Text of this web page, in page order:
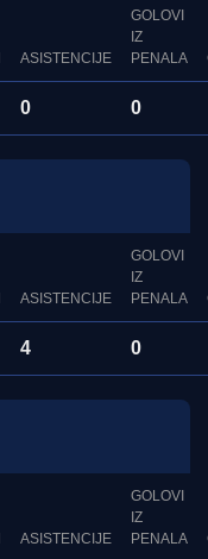
ASISTENCIJE
GOLOVI
IZ
PENALA
0 0
ASISTENCIJE
GOLOVI
IZ
PENALA
4 0
ASISTENCIJE
GOLOVI
IZ
PENALA